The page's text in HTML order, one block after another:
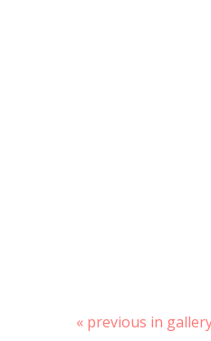
« previous in